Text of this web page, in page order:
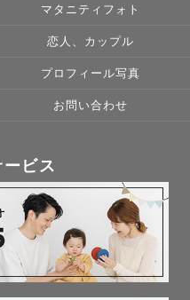
山知っているので、
、安心感のある撮影を心
、ゲストさんと一緒にお
テイストが好き
、シックで落ち着いた色
も全て可能です☺️✨もし
談させてください✉️
マタニティフォト
恋人、カップル
プロフィール写真
お問い合わせ
ビス